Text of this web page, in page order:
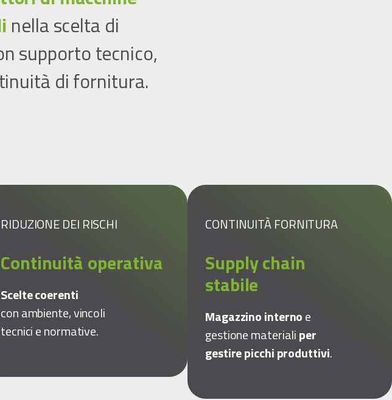
nella scelta di
supporto tecnico,
di fornitura.
RIDUZIONE DEI RISCHI
Continuità operativa
Scelte coerenti
con ambiente, vincoli
tecnici e normative.
CONTINUITÀ FORNITURA
Supply chain
stabile
Magazzino internoe
gestione materialiper
gestire picchi produttivi.